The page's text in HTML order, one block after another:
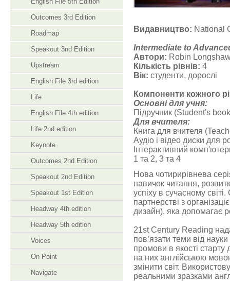
Outcomes 3rd Edition
Roadmap
Speakout 3nd Edition
Upstream
English File 3rd edition
Life
English File 4th edition
Life 2nd edition
Keynote
Outcomes 2nd Edition
Speakout 2nd Edition
Speakout 1st Edition
Headway 4th edition
Headway 5th edition
Voices
On Point
Navigate
Видавництво: National
Intermediate to
Автори: Robin
Кількість рівнів: 4
Вік: студенти, дорослі
Компоненти кожного
Основні для учня:
Підручник (Student's
Для вчителя:
Книга для вчителя
Аудіо і відео диски для
Інтерактивний
1 та 2, 3 та 4
Нова чотирирівнева
навичок читання,
успіху в сучасному
партнерстві з
дизайн), яка допомагає
21st Century Reading
пов’язати теми від
промови в якості старту
на них англійською
змінити світ.
реальними зразками